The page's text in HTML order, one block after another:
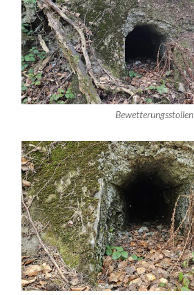
Bewetterungsstollen